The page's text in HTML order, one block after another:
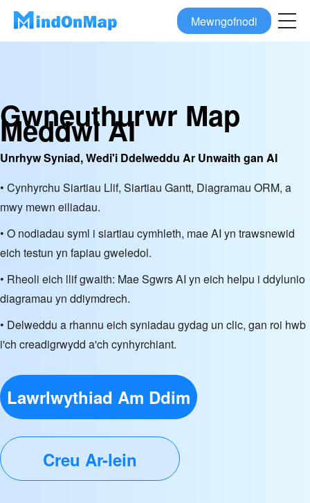
Mewngofnodi
Gwneuthurwr Map
Meddwl AI
Unrhyw Syniad, Wedi'i Ddelweddu Ar Unwaith gan AI
• Cynhyrchu Siartiau Llif, Siartiau Gantt, Diagramau ORM, a
mwy mewn eiliadau.
• O nodiadau syml i siartiau cymhleth, mae AI yn trawsnewid
eich testun yn fapiau gweledol.
• Rheoli eich llif gwaith: Mae Sgwrs AI yn eich helpu i ddylunio
diagramau yn ddiymdrech.
• Delweddu a rhannu eich syniadau gydag un clic, gan roi hwb
i'ch creadigrwydd a'ch cynhyrchiant.
Lawrlwythiad Am Ddim
Creu Ar-lein